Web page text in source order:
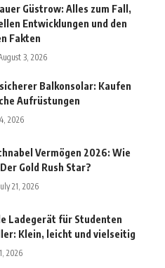
Güstrow: Alles zum Fall,
Entwicklungen und den
Fakten
3, 2026
Balkonsolar: Kaufen
Aufrüstungen
2026
Vermögen 2026: Wie
Gold Rush Star?
21, 2026
Ladegerät für Studenten
Klein, leicht und vielseitig
2026